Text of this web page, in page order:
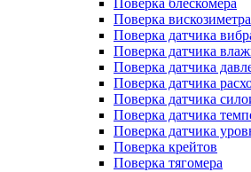
Поверка блескомера
Поверка вискозиметра
Поверка датчика
Поверка датчика
Поверка датчика
Поверка датчика
Поверка датчика
Поверка датчика
Поверка датчика
Поверка крейтов
Поверка тягомера